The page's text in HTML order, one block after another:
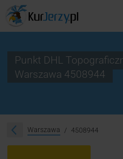
Śledzenie
Punkt DHL
Warszawa 4508944
Warszawa 4508944